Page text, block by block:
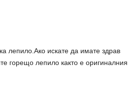
лепило.Ако искате да имате здрав
горещо лепило както е оригиналния